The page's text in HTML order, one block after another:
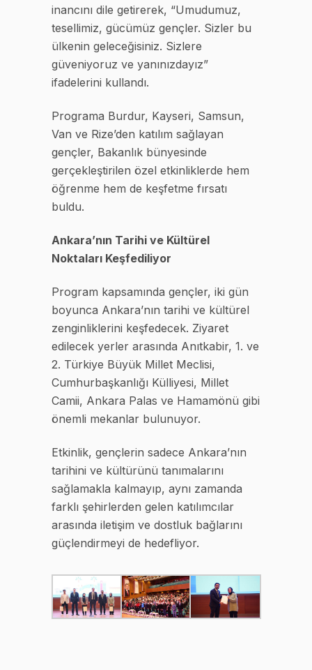
inancını dile getirerek, “Umudumuz,
tesellimiz, gücümüz gençler. Sizler bu
ülkenin geleceğisiniz. Sizlere
güveniyoruz ve yanınızdayız”
ifadelerini kullandı.
Programa Burdur, Kayseri, Samsun,
Van ve Rize’den katılım sağlayan
gençler, Bakanlık bünyesinde
gerçekleştirilen özel etkinliklerde hem
öğrenme hem de keşfetme fırsatı
buldu.
Ankara’nın Tarihi ve Kültürel
Noktaları Keşfediliyor
Program kapsamında gençler, iki gün
boyunca Ankara’nın tarihi ve kültürel
zenginliklerini keşfedecek. Ziyaret
edilecek yerler arasında Anıtkabir, 1. ve
2. Türkiye Büyük Millet Meclisi,
Cumhurbaşkanlığı Külliyesi, Millet
Camii, Ankara Palas ve Hamamönü gibi
önemli mekanlar bulunuyor.
Etkinlik, gençlerin sadece Ankara’nın
tarihini ve kültürünü tanımalarını
sağlamakla kalmayıp, aynı zamanda
farklı şehirlerden gelen katılımcılar
arasında iletişim ve dostluk bağlarını
güçlendirmeyi de hedefliyor.